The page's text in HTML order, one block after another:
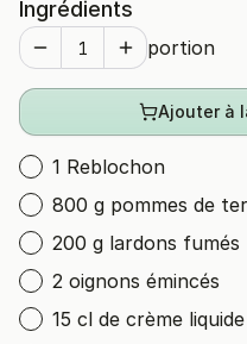
Ingrédients
portion
Ajouter à
1 Reblochon
800 g pommes de
200 g lardons fumés
2 oignons émincés
15 cl de crème liquide